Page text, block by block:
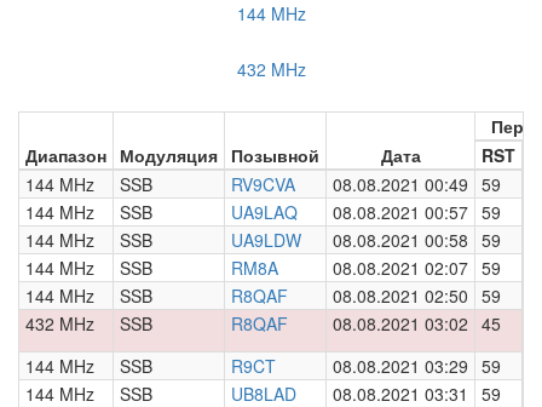
144 MHz
432 MHz
Диапазон Модуляция Позывной Дата
RST
144 MHz
SSB RV9CVA 08.08.2021 00:49 59
144 MHz
SSB UA9LAQ 08.08.2021 00:57 59
144 MHz
SSB UA9LDW 08.08.2021 00:58 59
144 MHz
SSB RM8A 08.08.2021 02:07 59
144 MHz
SSB R8QAF 08.08.2021 02:50 59
432 MHz
SSB R8QAF 08.08.2021 03:02 45
144 MHz
SSB R9CT 08.08.2021 03:29 59
144 MHz
SSB UB8LAD 08.08.2021 03:31 59